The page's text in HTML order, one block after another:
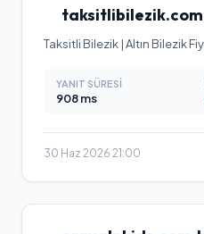
taksitlibilezik.com
Taksitli Bilezik | Altın Bilezik
YANIT SÜRESI
908ms
30 Haz 2026 21:00